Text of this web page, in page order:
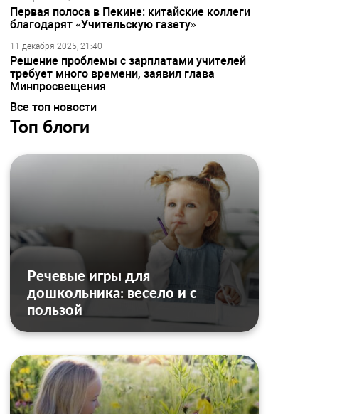
Первая полоса в Пекине: китайские коллеги
благодарят «Учительскую газету»
11 декабря 2025, 21:40
Решение проблемы с зарплатами учителей
требует много времени, заявил глава
Минпросвещения
Все топ новости
Топ блоги
Речевые игры для
дошкольника: весело и с
пользой